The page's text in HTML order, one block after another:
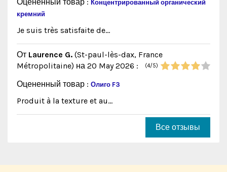
Концентрированный органический
кремний
Je suis très satisfaite de...
От Laurence G. (St-paul-lès-dax, France
Métropolitaine) на 20 May 2026 : (4/5)
Оцененный товар : Олиго F3
Produit à la texture et au...
Все отзывы